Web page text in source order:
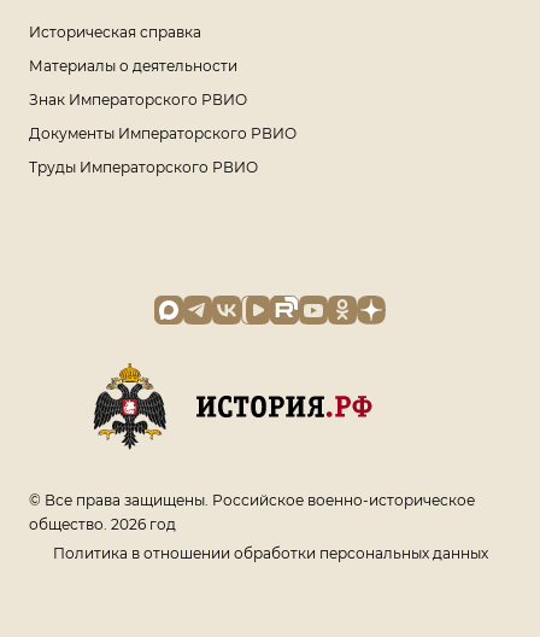
Историческая справка
Материалы о деятельности
Знак Императорского РВИО
Документы Императорского РВИО
Труды Императорского РВИО
© Все права защищены. Российское военно-историческое
общество. 2026 год
Политика в отношении обработки персональных данных